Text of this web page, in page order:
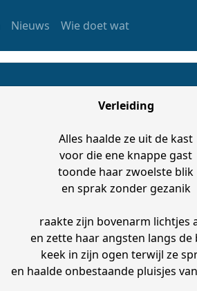
Nieuws Wie doet wat
Verleiding
Alles haalde ze uit de kast
voor die ene knappe gast
toonde haar zwoelste blik
en sprak zonder gezanik
raakte zijn bovenarm lichtjes
en zette haar angsten langs de
keek in zijn ogen terwijl ze
en haalde onbestaande pluisjes